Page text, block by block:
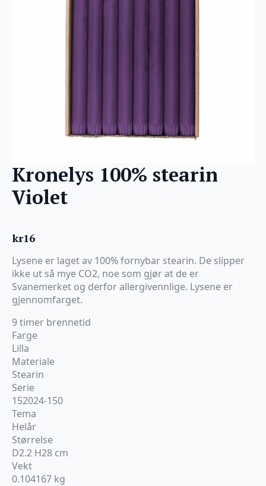
Kronelys 100% stearin
Violet
kr16
Lysene er laget av 100% fornybar stearin. De slipper
ikke ut så mye CO2, noe som gjør at de er
Svanemerket og derfor allergivennlige. Lysene er
gjennomfarget.
9 timer brennetid
Farge
Lilla
Materiale
Stearin
Serie
152024-150
Tema
Helår
Størrelse
D2.2 H28 cm
Vekt
0.104167 kg